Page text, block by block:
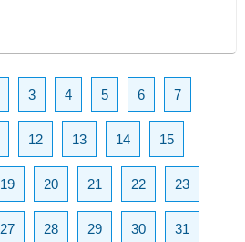
3 4 5 6 7
12 13 14 15
19 20 21 22 23
27 28 29 30 31